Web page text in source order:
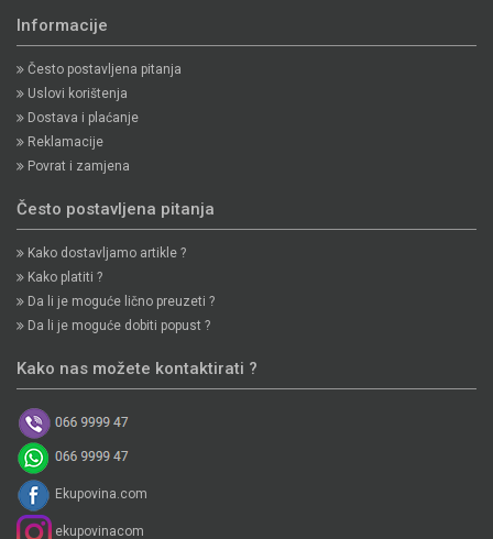
Informacije
Često postavljena pitanja
Uslovi korištenja
Dostava i plaćanje
Reklamacije
Povrat i zamjena
Često postavljena pitanja
Kako dostavljamo artikle ?
Kako platiti ?
Da li je moguće lično preuzeti ?
Da li je moguće dobiti popust ?
Kako nas možete kontaktirati ?
Ekupovina.com
ekupovinacom